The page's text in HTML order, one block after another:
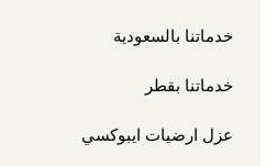
خدماتنا بالسعودية
خدماتنا بقطر
عزل ارضيات ايبوكسي